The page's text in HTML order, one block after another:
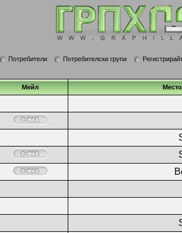
Потребители Потребителски групи
Мейл